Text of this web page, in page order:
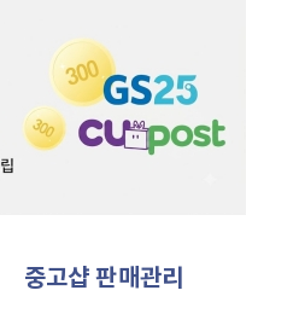
중고샵 판매관리